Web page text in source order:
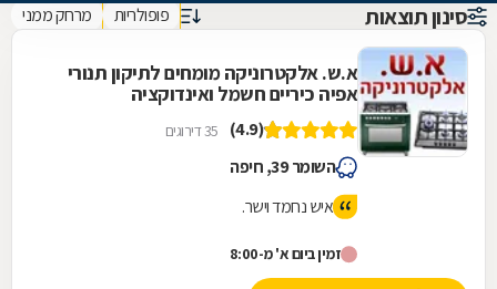
סינון תוצאות פופולריות מרחק ממני
א.ש. אלקטרוניקה מומחים לתיקון תנורי
אפיה כיריים חשמל ואינדוקציה
(4.9) 35 דירוגים
השומר 39, חיפה
איש נחמד וישר.
זמין ביום א' מ-8:00